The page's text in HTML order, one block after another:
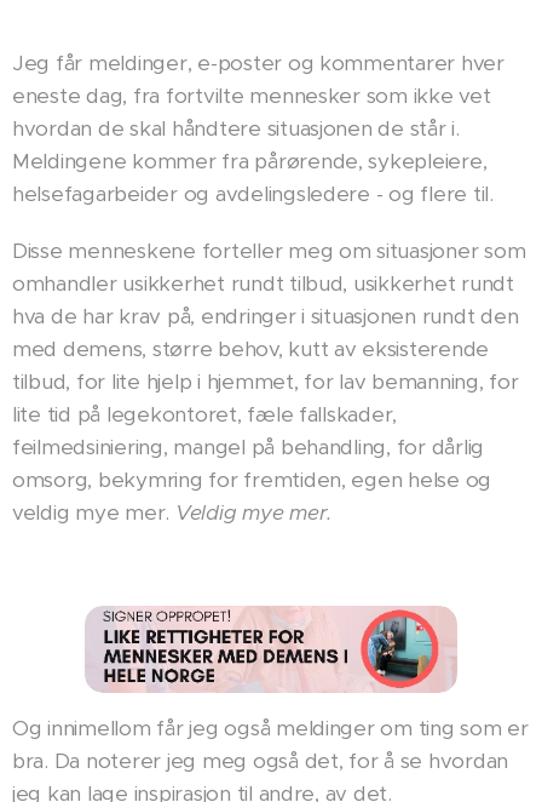
Jeg får meldinger, e-poster og kommentarer hver
eneste dag, fra fortvilte mennesker som ikke vet
hvordan de skal håndtere situasjonen de står i.
Meldingene kommer fra pårørende, sykepleiere,
helsefagarbeider og avdelingsledere - og flere til.
Disse menneskene forteller meg om situasjoner som
omhandler usikkerhet rundt tilbud, usikkerhet rundt
hva de har krav på, endringer i situasjonen rundt den
med demens, større behov, kutt av eksisterende
tilbud, for lite hjelp i hjemmet, for lav bemanning, for
lite tid på legekontoret, fæle fallskader,
feilmedsiniering, mangel på behandling, for dårlig
omsorg, bekymring for fremtiden, egen helse og
veldig mye mer. Veldig mye mer.
Og innimellom får jeg også meldinger om ting som er
bra. Da noterer jeg meg også det, for å se hvordan
jeg kan lage inspirasjon til andre, av det.